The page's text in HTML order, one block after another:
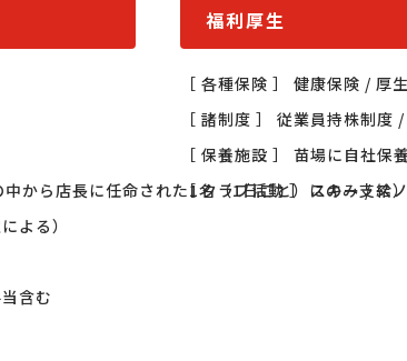
から店長に任命された1名（1日ごと）にのみ支給）
よる）
含む
福利厚生
［ 各種保険 ］ 健康保険 /
［ 諸制度 ］ 従業員持株制
［ 保養施設 ］ 苗場に自社
［ クラブ活動 ］ スキー / ス